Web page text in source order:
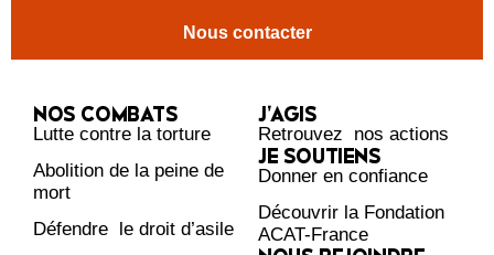
Nous contacter
NOS COMBATS
Lutte contre la torture
Abolition de la peine de
mort
Défendre le droit d’asile
J’AGIS
Retrouvez nos actions
JE SOUTIENS
Donner en confiance
Découvrir la Fondation
ACAT-France